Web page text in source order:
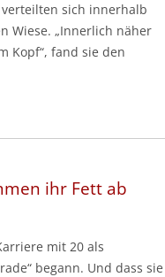
verteilten sich innerhalb
Wiese. „Innerlich näher
Kopf“, fand sie den
ihr Fett ab
mit 20 als
begann. Und dass sie